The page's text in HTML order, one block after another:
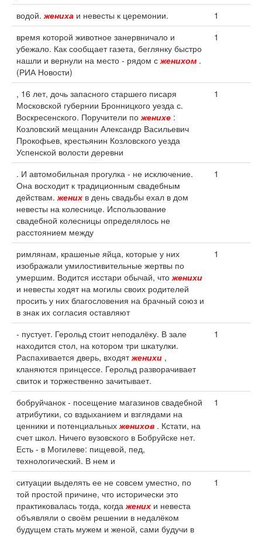
водой.жениха и невесты к церемонии.
1
время которой животное занервничало и
убежало. Как сообщает газета, беглянку быстро
нашли и вернули на место - рядом сженихом .
(РИА Новости)
1
, 16 лет, дочь запасного старшего писаря
Московской губернии Бронницкого уезда с.
Воскресенского. Поручители поженихе :
Козловский мещанин Александр Васильевич
Прокофьев, крестьянин Козловского уезда
Успенской волости деревни
1
. И автомобильная прогулка - не исключение.
Она восходит к традиционным свадебным
действам.жених в день свадьбы ехал в дом
невесты на колеснице. Использование
свадебной колесницы определялось не
расстоянием между
1
римлянам, крашеные яйца, которые у них
изображали умилостивительные жертвы по
умершим. Водится исстари обычай, чтоженихи
и невесты ходят на могилы своих родителей
просить у них благословения на брачный союз и
в знак их согласия оставляют
1
- пустует. Герольд стоит неподалёку. В зале
находится стол, на котором три шкатулки.
Распахивается дверь, входятженихи ,
кланяются принцессе. Герольд разворачивает
свиток и торжественно зачитывает.
1
бобруйчанок - посещение магазинов свадебной
атрибутики, со вздыханием и взглядами на
ценники и потенциальныхженихов . Кстати, на
счет школ. Ничего вузовского в Бобруйске нет.
Есть - в Могилеве: пищевой, пед,
технологический. В нем и
1
ситуации выделять ее не совсем уместно, по
той простой причине, что исторически это
практиковалась тогда, когдажених и невеста
объявляли о своём решении в недалёком
будущем стать мужем и женой, сами будучи в
1